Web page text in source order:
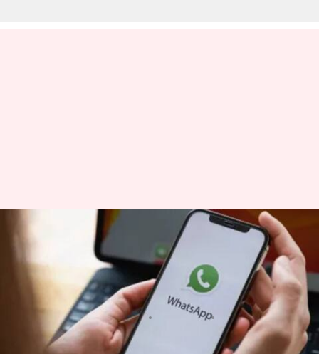
வாட்ஸ்அப் பயனர்களுக்கு
குட் நியூஸ்; வீடியோ
ஸ்டேட்டஸ் அப்டேட்டில்
புதிய வசதி அறிமுகம்
எழுதியவர் Sekar Chinnappan Apr 16, 2025 11:06 am